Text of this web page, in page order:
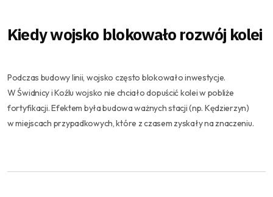
Kiedy wojsko blokowało rozwój kolei
Podczas budowy linii, wojsko często blokowało inwestycje.
W Świdnicy i Koźlu wojsko nie chciało dopuścić kolei w pobliże
fortyfikacji. Efektem była budowa ważnych stacji (np. Kędzierzyn)
w miejscach przypadkowych, które z czasem zyskały na znaczeniu.